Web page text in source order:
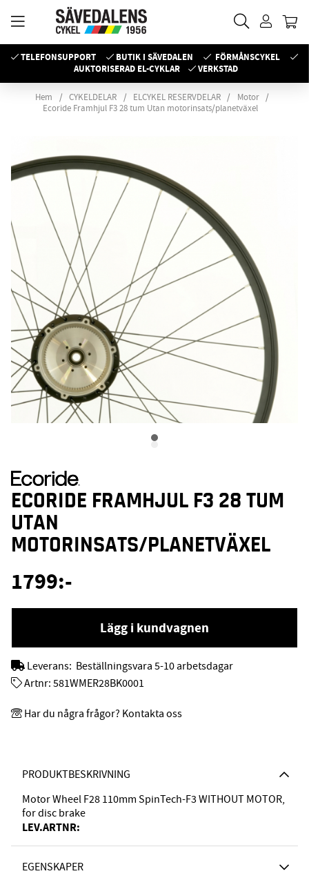
TELEFONSUPPORT BUTIK I SÄVEDALEN
FÖRMÅNSCYKEL
AUKTORISERAD EL-CYKLAR
VERKSTAD
Hem CYKELDELAR ELCYKEL RESERVDELAR
Motor
Ecoride Framhjul F3 28 tum Utan motorinsats/planetväxel
PRODUKTBESKRIVNING
Motor Wheel F28 110mm SpinTech-F3 WITHOUT MOTOR,
for disc brake
LEV.ARTNR:
EGENSKAPER
ECORIDE FRAMHJUL F3 28 TUM
UTAN
MOTORINSATS/PLANETVÄXEL
1799:-
Lägg i kundvagnen
Leverans: Beställningsvara 5-10 arbetsdagar
Artnr: 581WMER28BK0001
Har du några frågor? Kontakta oss